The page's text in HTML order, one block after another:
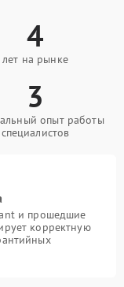
4
лет на рынке
3
опыт работы
специалистов
и прошедшие
корректную